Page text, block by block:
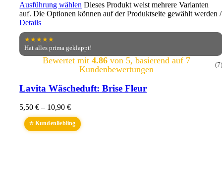
Ausführung wählen Dieses Produkt weist mehrere Varianten
auf. Die Optionen können auf der Produktseite gewählt werden/
Details
★★★★★
Hat alles prima geklappt!
Bewertet mit 4.86von 5, basierend auf 7
Kundenbewertungen
(7)
Lavita Wäscheduft: Brise Fleur
5,50€ – 10,90€
⭐ Kundenliebling